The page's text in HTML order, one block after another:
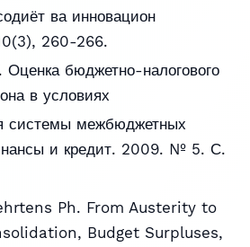
ва инновацион
260-266.
бюджетно-налогового
в условиях
системы межбюджетных
и кредит. 2009. № 5. С.
Ph. From Austerity to
Budget Surpluses,